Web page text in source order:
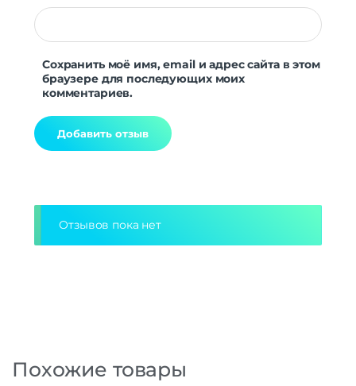
Сохранить моё имя, email и адрес сайта в этом
браузере для последующих моих
комментариев.
Отзывов пока нет
Похожие товары